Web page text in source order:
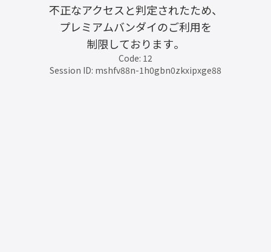
不正なアクセスと判定されたため、
プレミアムバンダイのご利用を
制限しております。
Code: 12
Session ID: mshfv88n-1h0gbn0zkxipxge88